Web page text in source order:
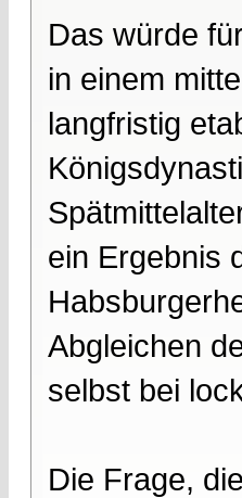
Das würde
in einem
langfristig
ein Ergebnis
Abgleichen
selbst bei
Die Frage,